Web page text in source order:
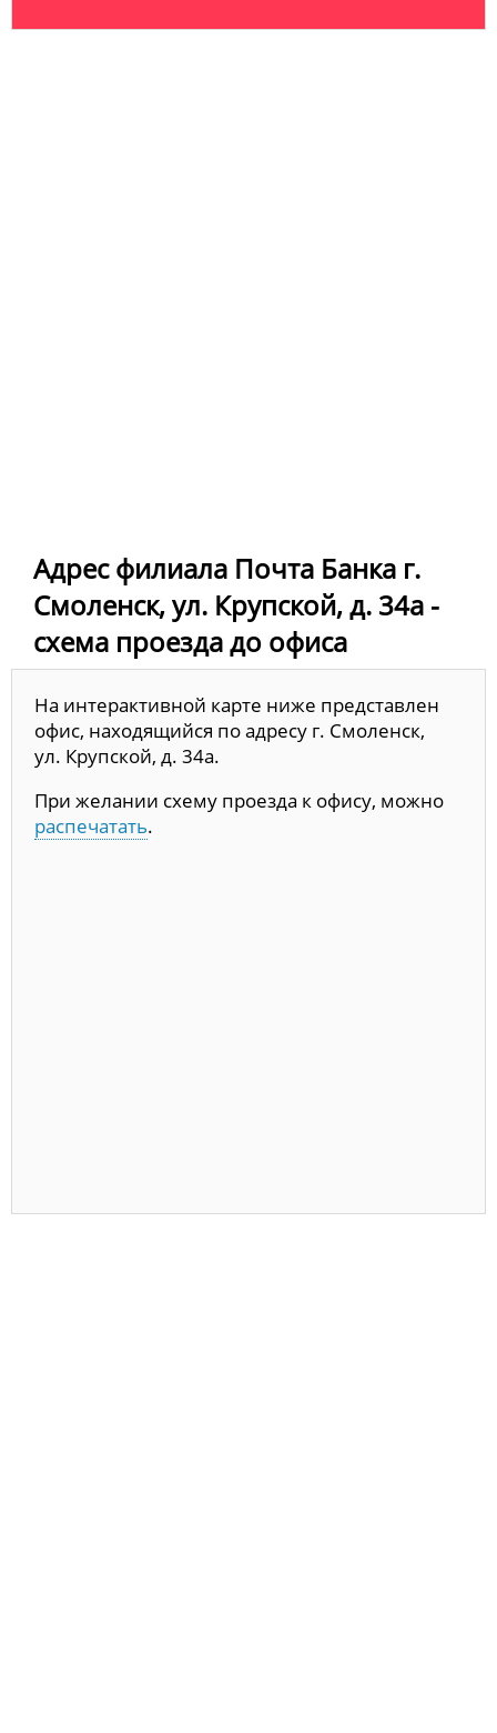
Адрес филиала Почта Банка г.
Смоленск, ул. Крупской, д. 34а -
схема проезда до офиса
На интерактивной карте ниже представлен
офис, находящийся по адресу г. Смоленск,
ул. Крупской, д. 34а.
При желании схему проезда к офису, можно
распечатать.